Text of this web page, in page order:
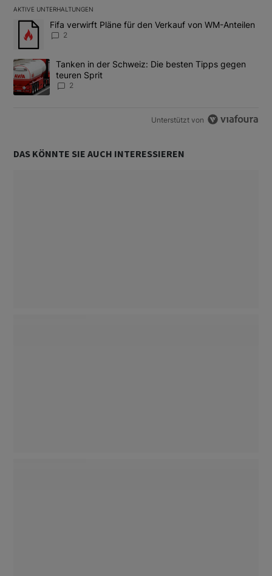
AKTIVE UNTERHALTUNGEN
Das Folgende ist eine Liste der am meisten kommentierten
Ein Trendartikel mit dem Titel "Fifa verwirft Pläne für den
Fifa verwirft Pläne für den Verkauf von WM-Anteilen
2
Ein Trendartikel mit dem Titel "Tanken in der Schweiz: Die
Tanken in der Schweiz: Die besten Tipps gegen
teuren Sprit
2
Unterstützt von
DAS KÖNNTE SIE AUCH INTERESSIEREN